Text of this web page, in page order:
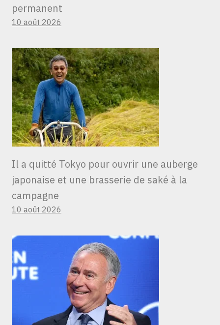
permanent
10 août 2026
Il a quitté Tokyo pour ouvrir une auberge
japonaise et une brasserie de saké à la
campagne
10 août 2026